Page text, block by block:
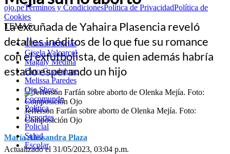
ojo.peTérminos y CondicionesPolítica de PrivacidadPolítica de
Cookies
TEMAS:
Últimas noticias
Gisela Valcarcel
Magaly Medina
Cuto Guadalupe
Melissa Paredes
Ojo Show
Locomundo
Política
Deportes
Policial
Salud
Escolar
La excuñada de Yahaira Plasencia reveló
detalles inéditos de lo que fue su romance
con el exfutbolista, de quien además habría
estado esperando un hijo
Jefferson Farfán sobre aborto de Olenka Mejía. Foto:
Composición Ojo
María Alessandra Plaza
Actualizado el 31/05/2023, 03:04 p.m.